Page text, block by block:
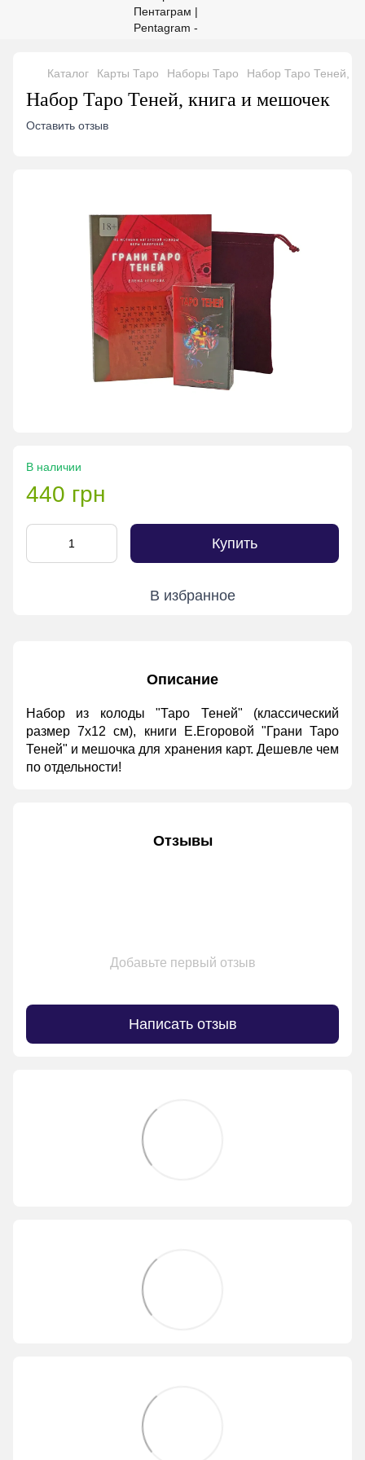
Каталог Карты Таро Наборы Таро Набор Таро Теней,
Набор Таро Теней, книга и мешочек
Оставить отзыв
В наличии
440 грн
Купить
В избранное
Описание
Набор из колоды "Таро Теней" (классический
размер 7х12 см), книги Е.Егоровой "Грани Таро
Теней" и мешочка для хранения карт. Дешевле чем
по отдельности!
Отзывы
Добавьте первый отзыв
Написать отзыв